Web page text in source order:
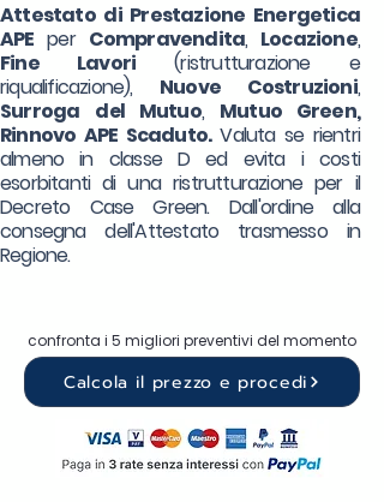
Attestato di Prestazione Energetica
APE per Compravendita, Locazione,
Fine Lavori (ristrutturazione e
riqualificazione), Nuove Costruzioni,
Surroga
del Mutuo, Mutuo Green,
Rinnovo APE Scaduto.Valuta se rientri
almeno in classe D ed evita i costi
esorbitanti di una ristrutturazione per il
Decreto Case Green. Dall'ordine alla
consegna dell'Attestato trasmesso in
Regione.
confronta i 5 migliori preventivi del momento
Calcola il prezzo e procedi